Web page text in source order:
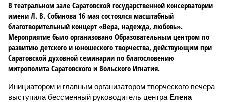
В театральном зале Саратовской государственной консерватории
имени Л. В. Собинова 16 мая состоялся масштабный
благотворительный концерт «Вера, надежда, любовь».
Мероприятие было организовано Образовательным центром по
развитию детского и юношеского творчества, действующим при
Саратовской духовной семинарии по благословению
митрополита Саратовского и Вольского Игнатия.
Инициатором и главным организатором творческого вечера
выступила бессменный руководитель центра Елена